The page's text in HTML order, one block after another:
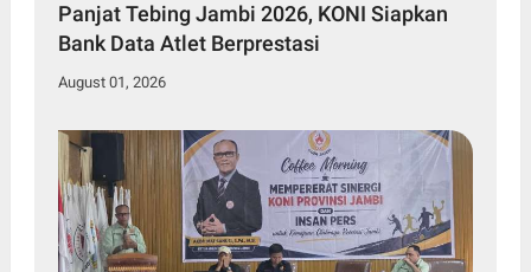
Panjat Tebing Jambi 2026, KONI Siapkan
Bank Data Atlet Berprestasi
August 01, 2026